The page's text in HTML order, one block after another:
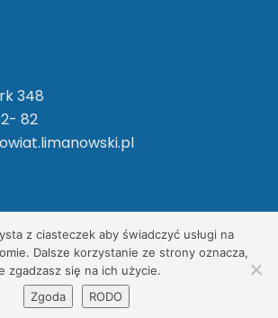
348
82
Edukacji Narodowej w
Prawa Zastrzeżone
Net-Factory
z ciasteczek aby świadczyć usługi na
Dalsze korzystanie ze strony oznacza,
zgadzasz się na ich użycie.
Zgoda
RODO